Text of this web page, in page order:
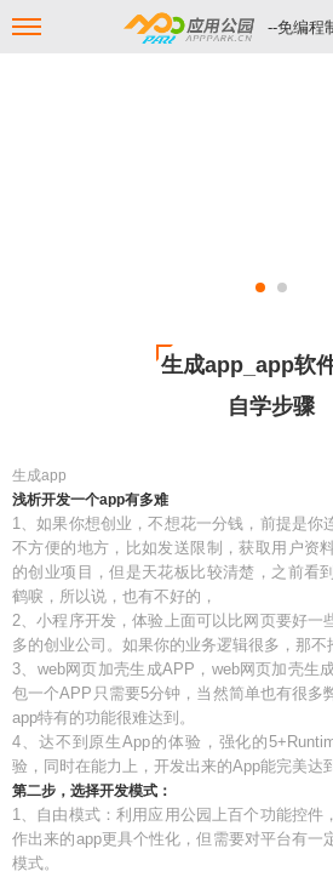
--免编程
生成app_app软
自学步骤
生成app
浅析开发一个app有多难
1、如果你想创业，不想花一分钱，前提是你
不方便的地方，比如发送限制，获取用户资
的创业项目，但是天花板比较清楚，之前看
鹤唳，所以说，也有不好的，
2、小程序开发，体验上面可以比网页要好一
多的创业公司。如果你的业务逻辑很多，那不
3、web网页加壳生成APP，web网页加壳生
包一个APP只需要5分钟，当然简单也有很多
app特有的功能很难达到。
4、达不到原生App的体验，强化的
验，同时在能力上，开发出来的App能完美达
第二步，选择开发模式：
1、自由模式：利用应用公园上百个功能控件
作出来的app更具个性化，但需要对平台有一
模式。